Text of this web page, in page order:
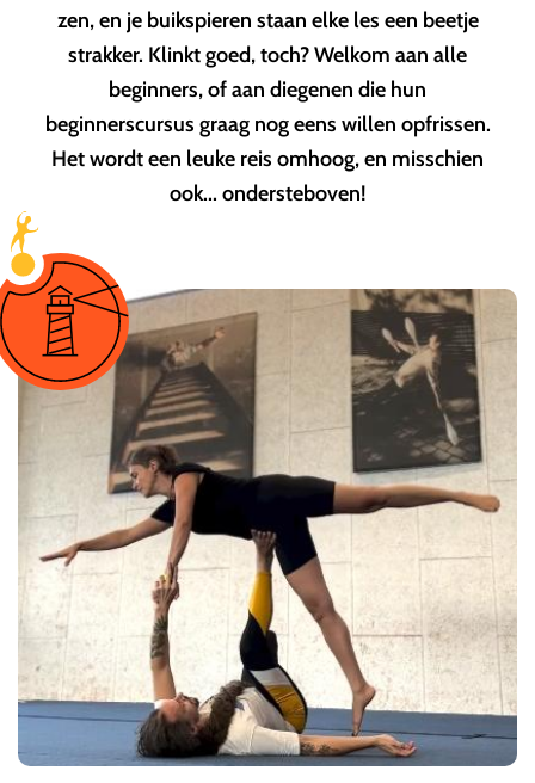
zen, en je buikspieren staan elke les een beetje
strakker. Klinkt goed, toch? Welkom aan alle
beginners, of aan diegenen die hun
beginnerscursus graag nog eens willen opfrissen.
Het wordt een leuke reis omhoog, en misschien
ook... ondersteboven!